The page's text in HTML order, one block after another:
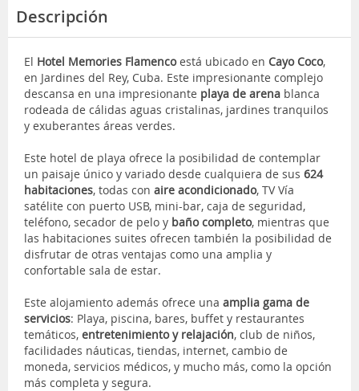
Descripción
El Hotel Memories Flamencoestá ubicado en Cayo Coco,
en Jardines del Rey, Cuba. Este impresionante complejo
descansa en una impresionante playa de arena blanca
rodeada de cálidas aguas cristalinas, jardines tranquilos
y exuberantes áreas verdes.
Este hotel de playa ofrece la posibilidad de contemplar
un paisaje único y variado desde cualquiera de sus 624
habitaciones, todas con aire acondicionado, TV Vía
satélite con puerto USB, mini-bar, caja de seguridad,
teléfono, secador de pelo y baño completo, mientras que
las habitaciones suites ofrecen también la posibilidad de
disfrutar de otras ventajas como una amplia y
confortable sala de estar.
Este alojamiento además ofrece una amplia gama de
servicios: Playa, piscina, bares, buffet y restaurantes
temáticos, entretenimiento y relajación, club de niños,
facilidades náuticas, tiendas, internet, cambio de
moneda, servicios médicos, y mucho más, como la opción
más completa y segura.